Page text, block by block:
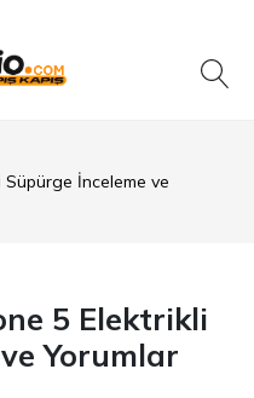
İnceleme ve
5 Elektrikli
Yorumlar